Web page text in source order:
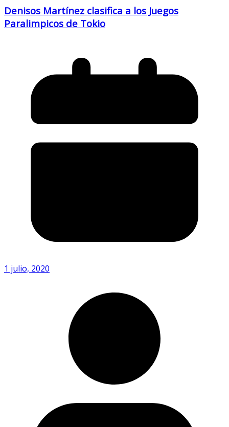
Denisos Martínez clasifica a los Juegos
Paralimpicos de Tokio
1 julio, 2020